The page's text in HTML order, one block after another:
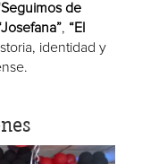
de
, “El
identidad y